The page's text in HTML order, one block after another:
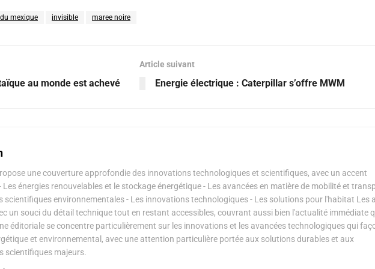
mexique invisible maree noire
au monde est achevé
Article suivant
Energie électrique : Caterpillar s’offre MWM
une couverture approfondie des innovations technologiques et scientifiques, avec un accent
Les énergies renouvelables et le stockage énergétique - Les avancées en matière de mobilité et
scientifiques environnementales - Les innovations technologiques - Les solutions pour l'habitat Les
un souci du détail technique tout en restant accessibles, couvrant aussi bien l'actualité immédiate
éditoriale se concentre particulièrement sur les innovations et les avancées technologiques qui
et environnemental, avec une attention particulière portée aux solutions durables et aux
scientifiques majeurs.